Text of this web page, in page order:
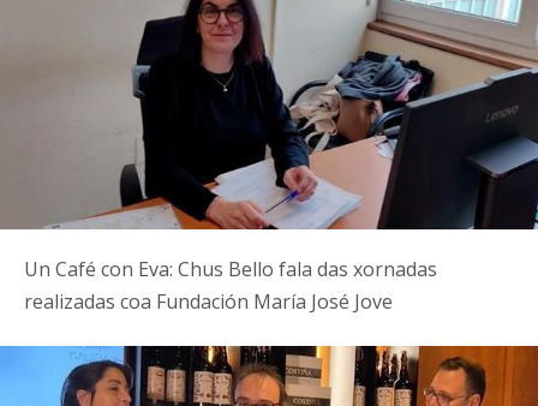
Un Café con Eva: Chus Bello fala das xornadas
realizadas coa Fundación María José Jove